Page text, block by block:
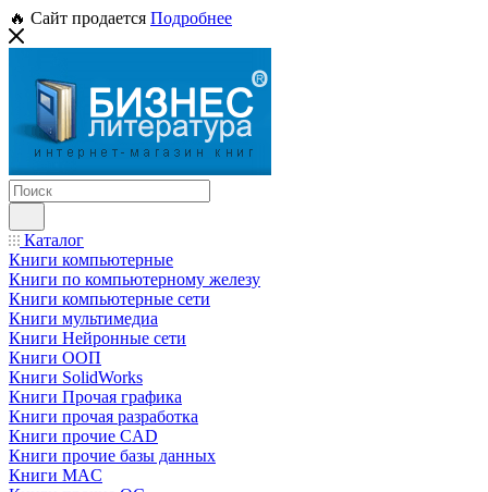
🔥 Сайт продается Подробнее
Каталог
Книги компьютерные
Книги по компьютерному железу
Книги компьютерные сети
Книги мультимедиа
Книги Нейронные сети
Книги ООП
Книги SolidWorks
Книги Прочая графика
Книги прочая разработка
Книги прочие CAD
Книги прочие базы данных
Книги MAC